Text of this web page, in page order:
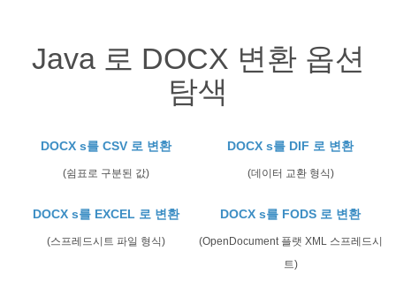
Java 로 DOCX 변환 옵션
탐색
DOCX s를 CSV 로 변환
(쉼표로 구분된 값)
DOCX s를 DIF 로 변환
(데이터 교환 형식)
DOCX s를 EXCEL 로 변환
(스프레드시트 파일 형식)
DOCX s를 FODS 로 변환
(OpenDocument 플랫 XML 스프레드시
트)